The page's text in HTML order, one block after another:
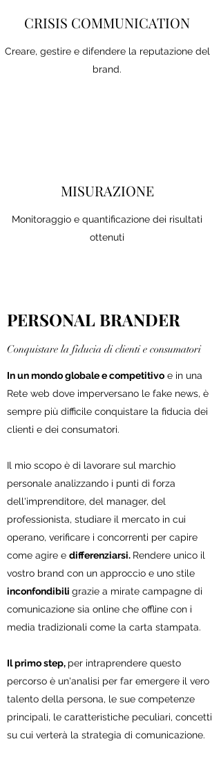
CRISIS COMMUNICATION
Creare, gestire e difendere la reputazione del
brand.
MISURAZIONE
Monitoraggio e quantificazione dei risultati
ottenuti
PERSONAL BRANDER
Conquistare la fiducia di clienti e consumatori
In un mondo globale e competitivo e in una
Rete web dove imperversano le fake news, è
sempre più difficile conquistare la fiducia dei
clienti e dei consumatori.
Il mio scopo è di lavorare sul marchio
personale analizzando i punti di forza
dell'imprenditore, del manager, del
professionista, studiare il mercato in cui
operano, verificare i concorrenti per capire
come agire e differenziarsi. Rendere unico il
vostro brand con un approccio e uno stile
inconfondibili grazie a mirate campagne di
comunicazione sia online che offline con i
media tradizionali come la carta stampata.
Il primo step, per intraprendere questo
percorso è un'analisi per far emergere il vero
talento della persona, le sue competenze
principali, le caratteristiche peculiari, concetti
su cui verterà la strategia di comunicazione.